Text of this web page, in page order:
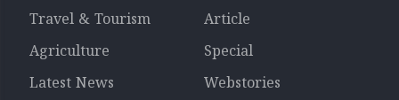
Travel & Tourism
Article
Agriculture
Special
Latest News
Webstories